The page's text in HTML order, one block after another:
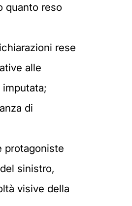
quanto reso
rese
alle
di
protagoniste
sinistro,
visive della